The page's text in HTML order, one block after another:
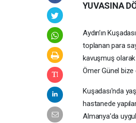
YUVASINA
Aydın’ın
toplanan para
kavuşmuş olarak
Ömer Günel
Kuşadası'nda
hastanede
Almanya'da